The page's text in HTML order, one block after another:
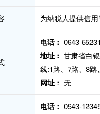
为纳税人提供信
电话： 0943-
地址： 甘肃省白
线:1路、7路、8路,
网址： 无
电话： 0943-